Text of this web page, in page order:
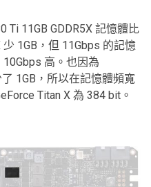
Ti 11GB GDDR5X 記憶體比
1GB，但 11Gbps 的記憶
10Gbps 高。也因為
1GB，所以在記憶體頻寬
Titan X 為 384 bit。